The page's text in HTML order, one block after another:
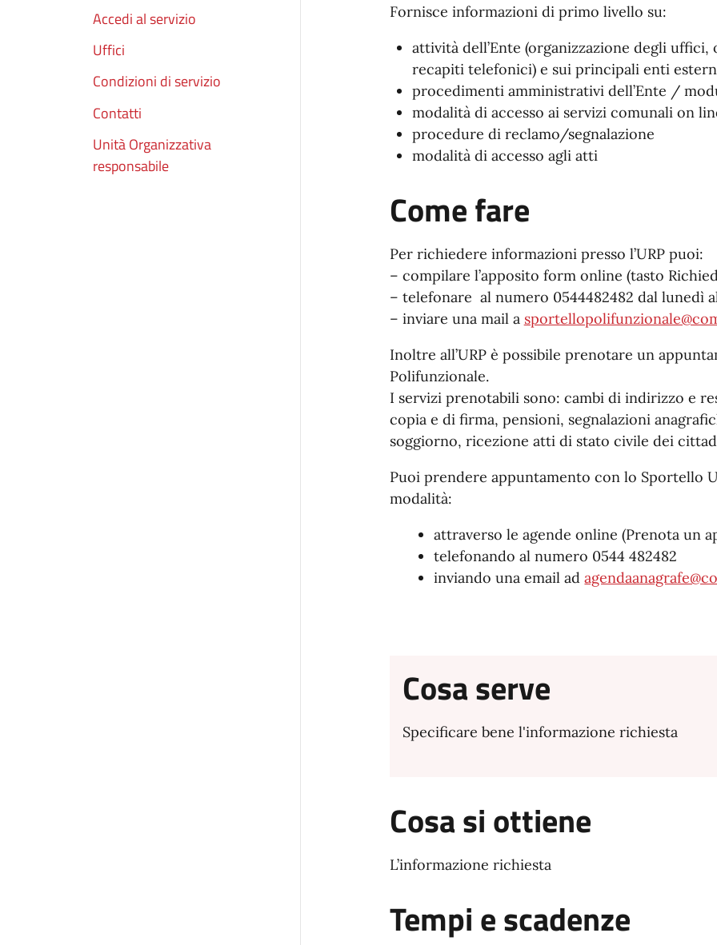
Accedi al servizio
Uffici
Condizioni di servizio
Contatti
Unità Organizzativa
responsabile
Fornisce informazioni di primo livello su:
attività dell’Ente (organizzazione degli
recapiti telefonici) e sui principali enti
procedimenti amministrativi dell’Ente /
modalità di accesso ai servizi comunali on
procedure di reclamo/segnalazione
modalità di accesso agli atti
Come fare
Per richiedere informazioni presso l’URP puoi:
– compilare l’apposito form online (tasto
– telefonare al numero 0544482482 dal lunedì
– inviare una mail a
Inoltre all’URP è possibile prenotare un
Polifunzionale.
I servizi prenotabili sono: cambi di indirizzo e
copia e di firma, pensioni, segnalazioni
soggiorno, ricezione atti di stato civile dei
Puoi prendere appuntamento con lo Sportello
modalità:
attraverso le agende online (Prenota un
telefonando al numero 0544 482482
inviando una email ad
Cosa serve
Specificare bene l'informazione richiesta
Cosa si ottiene
L’informazione richiesta
Tempi e scadenze